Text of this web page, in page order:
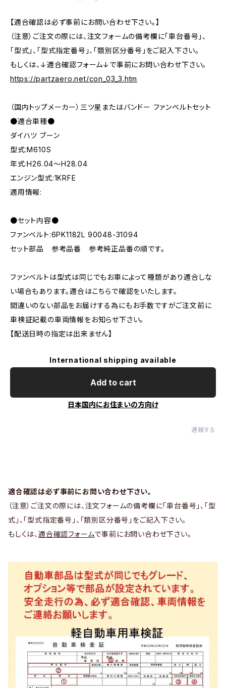
【適合確認は必ず事前にお問い合わせ下さい。】
（注意）ご注文の際には、注文フォームの備考欄に「車台番号」、
「型式」、「型式指定番号」、「類別区分番号」をご記入下さい。
もしくは、↓適合確認フォーム↓で事前にお問い合わせ下さい。
https://partzaero.net/con_03_3.htm
（国内トップメーカー）三ツ星またはバンドー ファンベルトセット
●適合車種●
ダイハツ ブーン
型式:M610S
年式:H26.04～H28.04
エンジン型式:1KRFE
適用情報:
●セット内容●
ファンベルト:6PK1182L 90048-31094
セット部品 参考品番 参考純正品番の順です。
ファンベルトは型式は同じでもお車によって種類があり適合しな
い場合もあります。適合はこちらで確認をいたします。
間違いのない部品をお届けする為にもお手数ですがご注文前に
車検証記載の車両情報をお知らせ下さい。
【配送日時の指定は出来ません】
International shipping available
Add to cart
日本国内にお住まいの方向け
通報する
適合確認は必ず事前にお問い合わせ下さい。
（注意）ご注文の際には、注文フォームの備考欄に「車台番号」、「型
式」、「型式指定番号」、「類別区分番号」をご記入下さい。
もしくは、 適合確認フォームで事前にお問い合わせ下さい。